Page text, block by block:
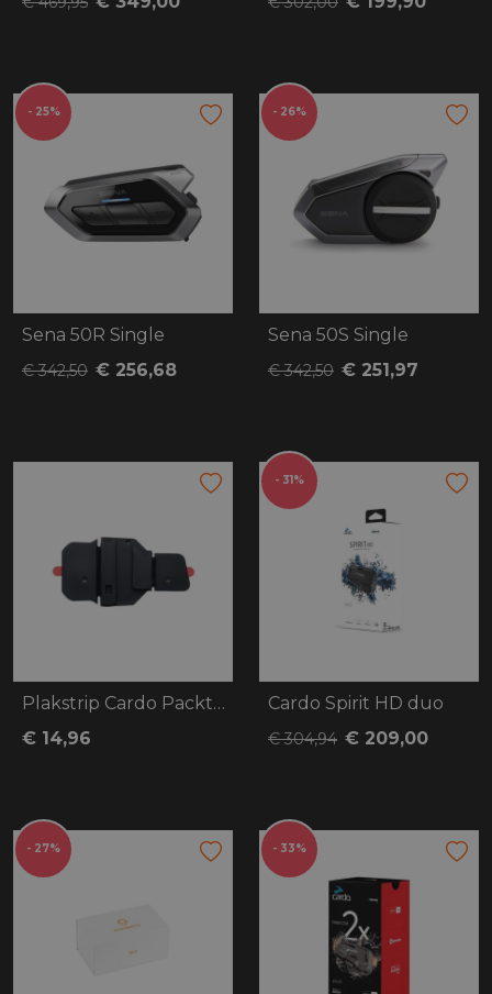
- 25%
Sena 50R Single
€ 342,50 € 256,68
- 26%
Sena 50S Single
€ 342,50 € 251,97
Plakstrip Cardo Packtalk Edge
€ 14,96
- 31%
Cardo Spirit HD duo
€ 304,94 € 209,00
- 27% - 33%